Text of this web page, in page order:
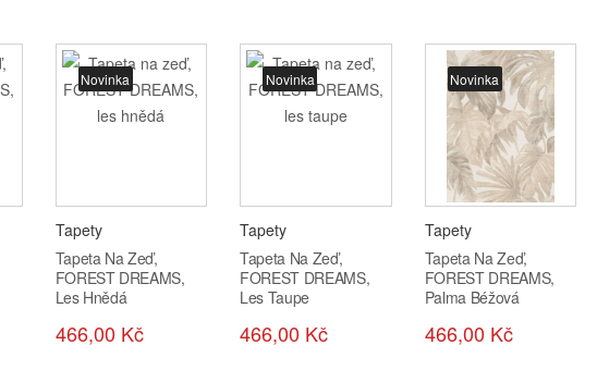
Novinka
Tapety
Tapeta Na Zeď,
FOREST DREAMS,
Les Hnědá
466,00 Kč
Novinka
Tapety
Tapeta Na Zeď,
FOREST DREAMS,
Les Taupe
466,00 Kč
Novinka
Tapety
Tapeta Na Zeď,
FOREST DREAMS,
Palma Béžová
466,00 Kč